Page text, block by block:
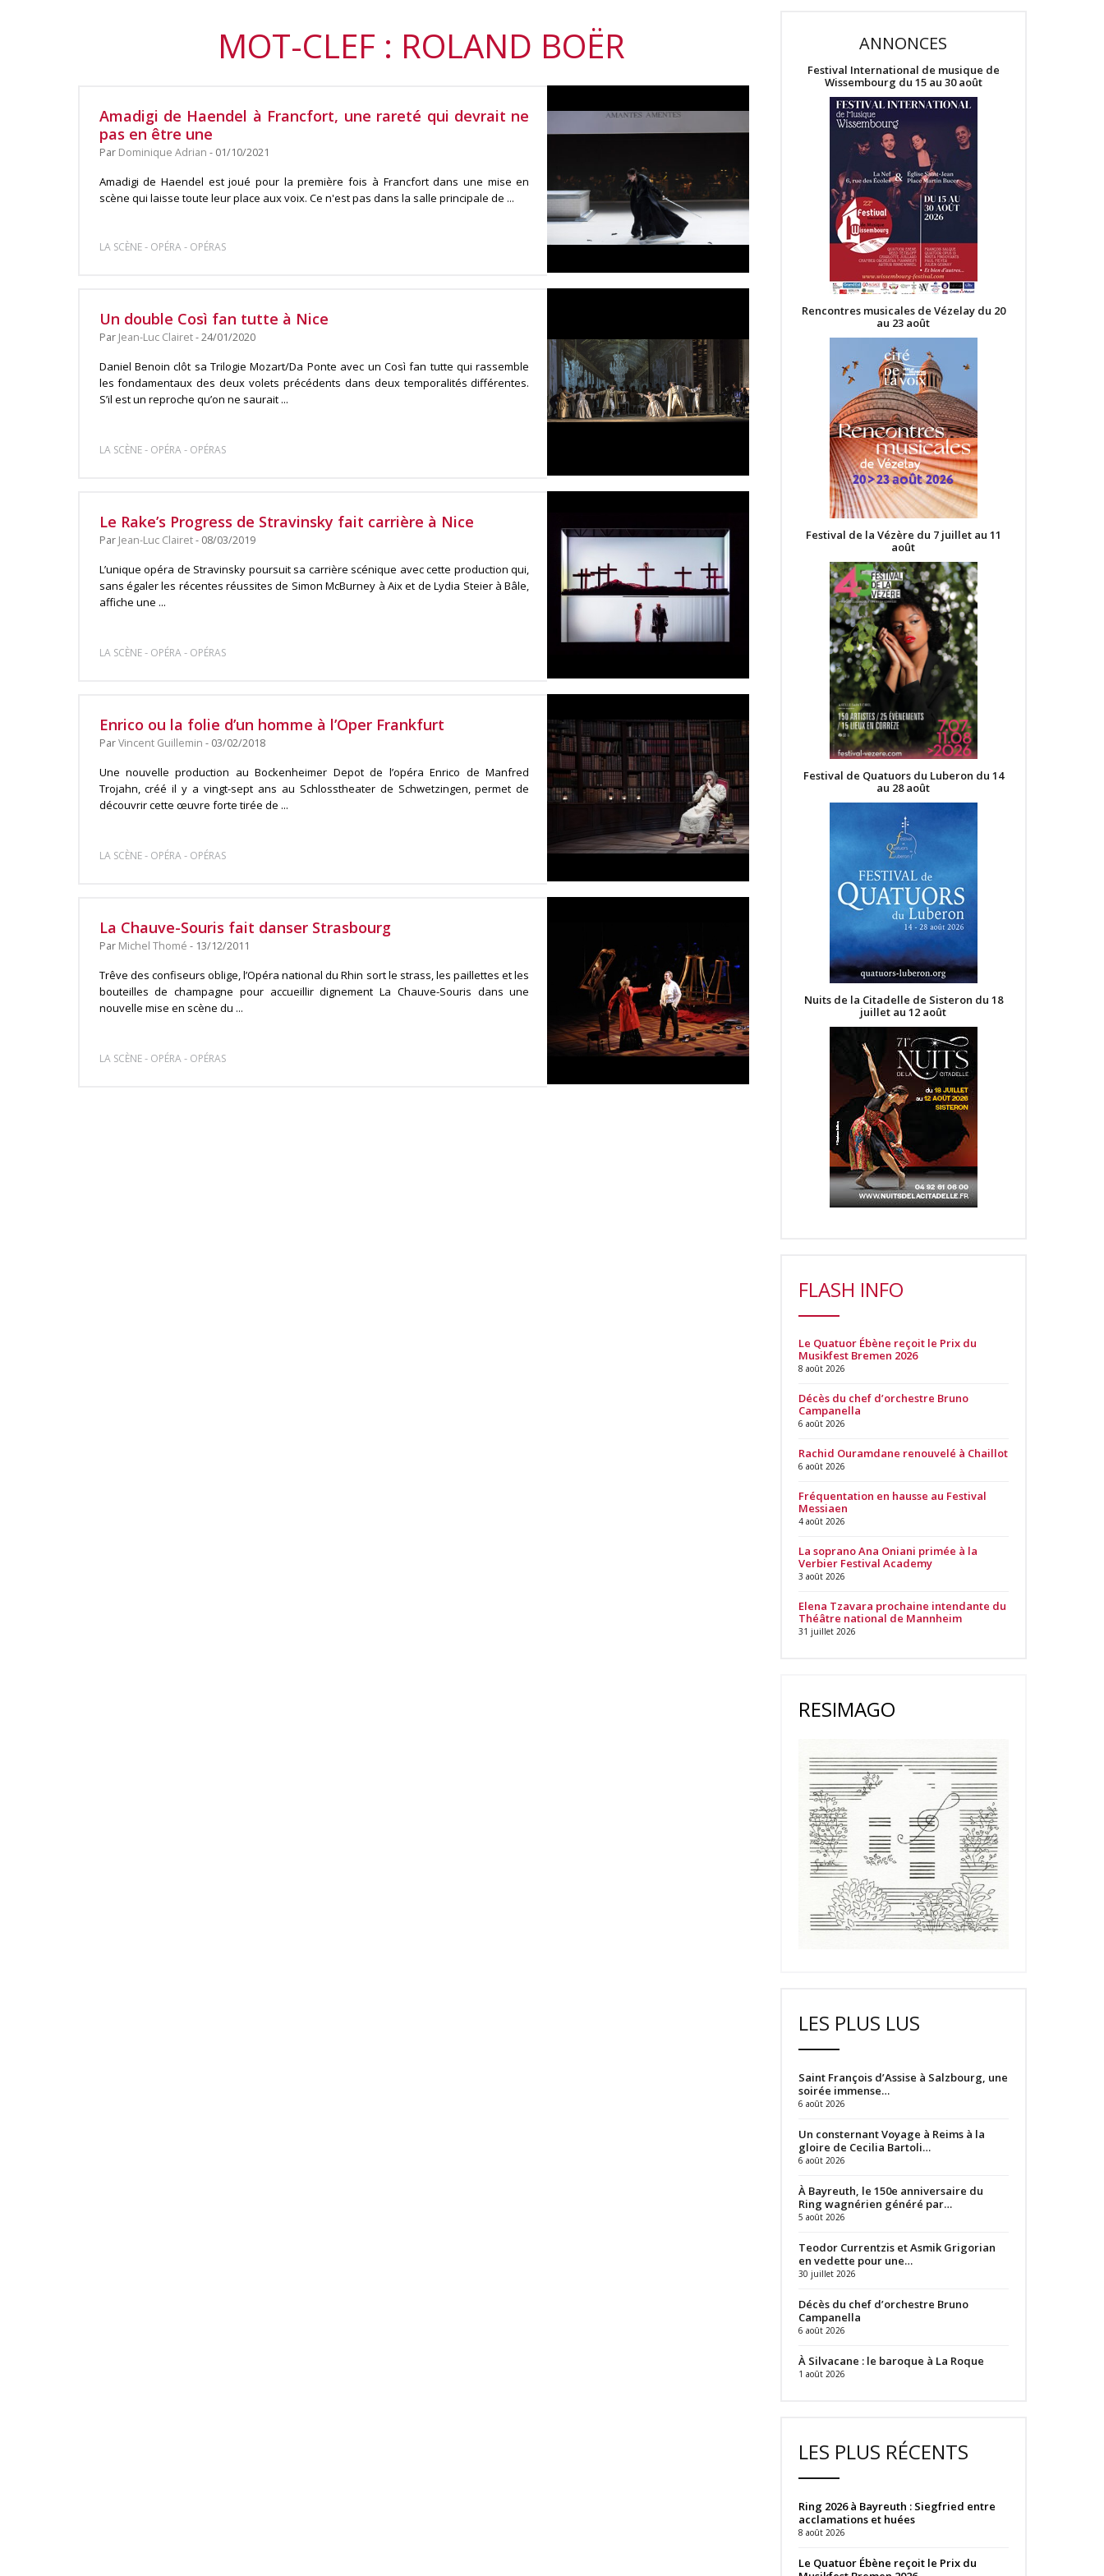
MOT-CLEF : ROLAND BOËR
Amadigi de Haendel à Francfort, une rareté qui devrait ne
pas en être une
Par Dominique Adrian - 01/10/2021
Amadigi de Haendel est joué pour la première fois à Francfort dans une mise en
scène qui laisse toute leur place aux voix. Ce n'est pas dans la salle principale de ...
LA SCÈNE- OPÉRA- OPÉRAS
Un double Così fan tutte à Nice
Par Jean-Luc Clairet- 24/01/2020
Daniel Benoin clôt sa Trilogie Mozart/Da Ponte avec un Così fan tutte qui rassemble
les fondamentaux des deux volets précédents dans deux temporalités différentes.
S’il est un reproche qu’on ne saurait ...
LA SCÈNE- OPÉRA- OPÉRAS
Le Rake’s Progress de Stravinsky fait carrière à Nice
Par Jean-Luc Clairet- 08/03/2019
L’unique opéra de Stravinsky poursuit sa carrière scénique avec cette production qui,
sans égaler les récentes réussites de Simon McBurney à Aix et de Lydia Steier à Bâle,
affiche une ...
LA SCÈNE- OPÉRA- OPÉRAS
Enrico ou la folie d’un homme à l’Oper Frankfurt
ParVincent Guillemin - 03/02/2018
Une nouvelle production au Bockenheimer Depot de l’opéra Enrico de Manfred
Trojahn, créé il y a vingt-sept ans au Schlosstheater de Schwetzingen, permet de
découvrir cette œuvre forte tirée de ...
LA SCÈNE- OPÉRA- OPÉRAS
La Chauve-Souris fait danser Strasbourg
Par Michel Thomé - 13/12/2011
Trêve des confiseurs oblige, l’Opéra national du Rhin sort le strass, les paillettes et les
bouteilles de champagne pour accueillir dignement La Chauve-Souris dans une
nouvelle mise en scène du ...
LA SCÈNE- OPÉRA- OPÉRAS
ANNONCES
Festival International de musique de
Wissembourg du 15 au 30 août
Rencontres musicales de Vézelay du 20
au 23 août
Festival de la Vézère du 7 juillet au 11
août
Festival de Quatuors du Luberon du 14
au 28 août
Nuits de la Citadelle de Sisteron du 18
juillet au 12 août
FLASH INFO
Le Quatuor Ébène reçoit le Prix du
Musikfest Bremen 2026
8 août 2026
Décès du chef d’orchestre Bruno
Campanella
6 août 2026
Rachid Ouramdane renouvelé à Chaillot
6 août 2026
Fréquentation en hausse au Festival
Messiaen
4 août 2026
La soprano Ana Oniani primée à la
Verbier Festival Academy
3 août 2026
Elena Tzavara prochaine intendante du
Théâtre national de Mannheim
31 juillet 2026
RESIMAGO
LES PLUS LUS
Saint François d’Assise à Salzbourg, une
soirée immense…
6 août 2026
Un consternant Voyage à Reims à la
gloire de Cecilia Bartoli…
6 août 2026
À Bayreuth, le 150e anniversaire du
Ring wagnérien généré par…
5 août 2026
Teodor Currentzis et Asmik Grigorian
en vedette pour une…
30 juillet 2026
Décès du chef d’orchestre Bruno
Campanella
6 août 2026
À Silvacane : le baroque à La Roque
1 août 2026
LES PLUS RÉCENTS
Ring 2026 à Bayreuth : Siegfried entre
acclamations et huées
8 août 2026
Le Quatuor Ébène reçoit le Prix du